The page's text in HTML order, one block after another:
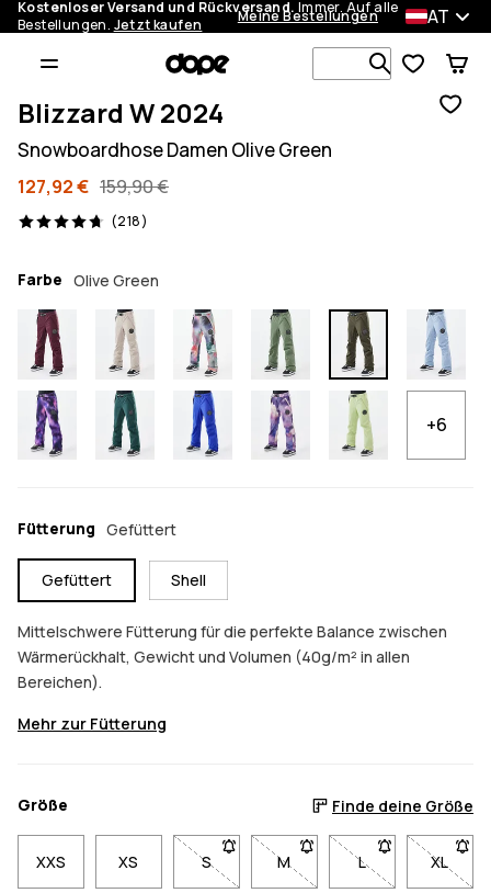
Kostenloser Versand und Rückversand. Immer. Auf alle
Bestellungen. Jetzt kaufen Meine Bestellungen AT
Blizzard W 2024
Snowboardhose Damen Olive Green
127,92 € 159,90 €
(218)
218 Reviews, 4.7/5
Farbe Olive Green
+6
Fütterung Gefüttert
Gefüttert Shell
Mittelschwere Fütterung für die perfekte Balance zwischen
Wärmerückhalt, Gewicht und Volumen (40g/m² in allen
Bereichen).
Mehr zur Fütterung
Größe Finde deine Größe
XXS XS S- Größe S nicht verfügbar. Klicke, um
M- Größe M nicht verfügbar.
L- Größe L nicht
XL
-